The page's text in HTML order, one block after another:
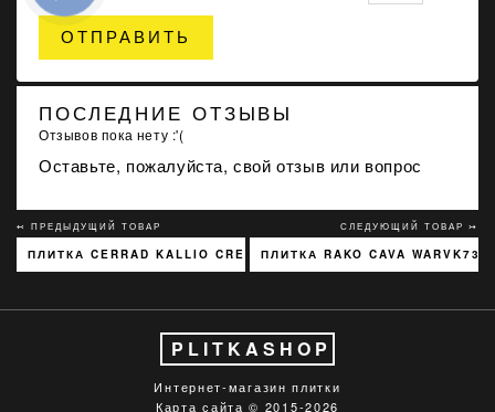
ОТПРАВИТЬ
ПОСЛЕДНИЕ ОТЗЫВЫ
Отзывов пока нету :'(
Оставьте, пожалуйста, свой отзыв или вопрос
↢ ПРЕДЫДУЩИЙ ТОВАР
ПЛИТКА CERRAD KALLIO CREAM 3768 15X45
СЛЕДУЮЩИЙ ТОВАР ↣
ПЛИТКА RAKO CAVA WARVK730
PLITKASHOP
Интернет-магазин плитки
Карта сайта © 2015-2026